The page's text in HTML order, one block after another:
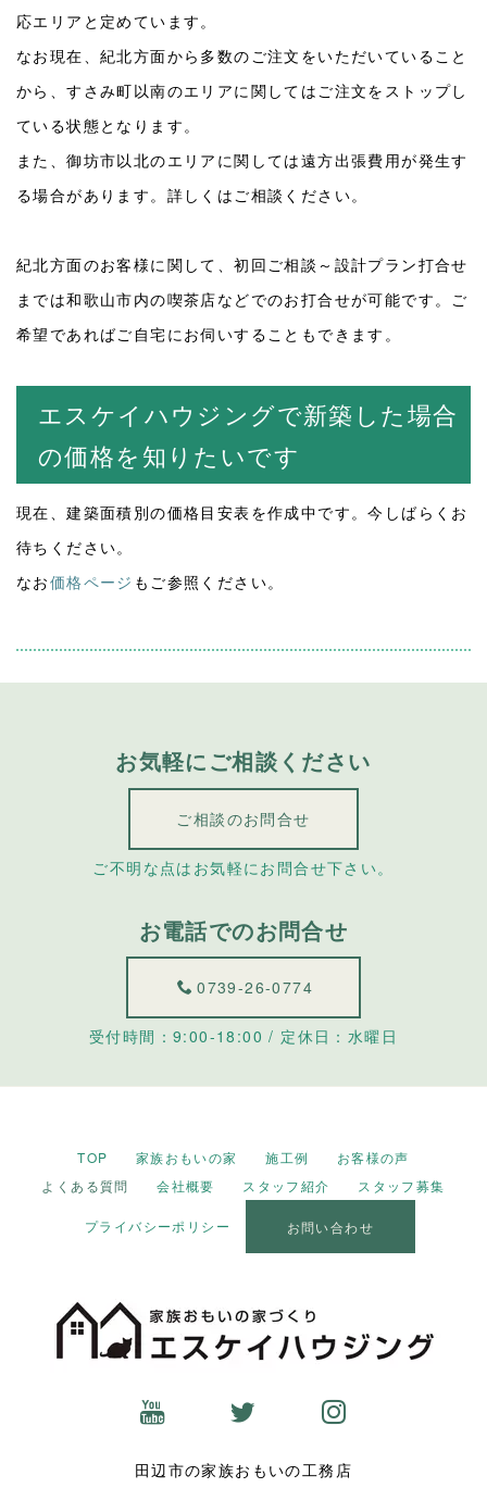
応エリアと定めています。
なお現在、紀北方面から多数のご注文をいただいていること
から、すさみ町以南のエリアに関してはご注文をストップし
ている状態となります。
また、御坊市以北のエリアに関しては遠方出張費用が発生す
る場合があります。詳しくはご相談ください。
紀北方面のお客様に関して、初回ご相談～設計プラン打合せ
までは和歌山市内の喫茶店などでのお打合せが可能です。ご
希望であればご自宅にお伺いすることもできます。
エスケイハウジングで新築した場合
の価格を知りたいです
現在、建築面積別の価格目安表を作成中です。今しばらくお
待ちください。
なお価格ページ もご参照ください。
お気軽にご相談ください
ご相談のお問合せ
ご不明な点はお気軽にお問合せ下さい。
お電話でのお問合せ
0739-26-0774
受付時間：9:00-18:00 / 定休日：水曜日
TOP 家族おもいの家 施工例
お客様の声
よくある質問
会社概要 スタッフ紹介 スタッフ募集
プライバシーポリシー お問い合わせ
田辺市の家族おもいの工務店